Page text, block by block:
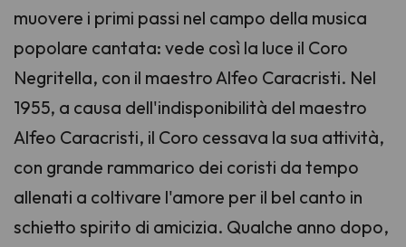
muovere i primi passi nel campo della musica
popolare cantata: vede così la luce il Coro
Negritella, con il maestro Alfeo Caracristi. Nel
1955, a causa dell'indisponibilità del maestro
Alfeo Caracristi, il Coro cessava la sua attività,
con grande rammarico dei coristi da tempo
allenati a coltivare l'amore per il bel canto in
schietto spirito di amicizia. Qualche anno dopo,